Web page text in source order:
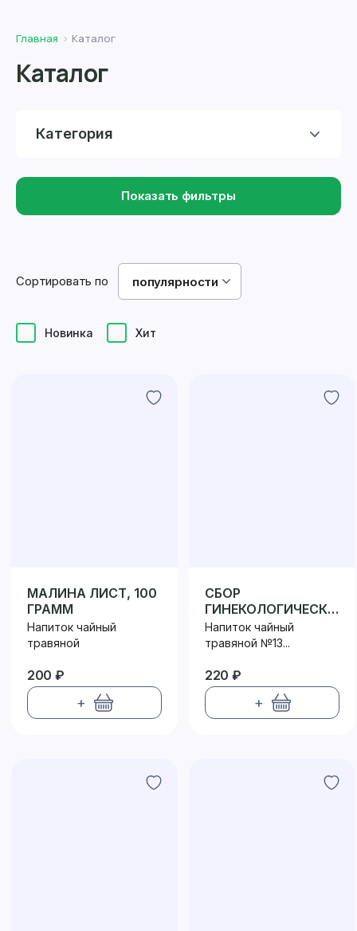
Главная Каталог
Каталог
Категория
Показать фильтры
Новинка Хит
Сортировать по популярности
МАЛИНА ЛИСТ, 100
ГРАММ
Напиток чайный
травяной
200 ₽
+
СБОР
ГИНЕКОЛОГИЧЕСКИЙ
№13 ФИЛЬТР-ПАКЕТ
Напиток чайный
травяной №13...
220 ₽
+